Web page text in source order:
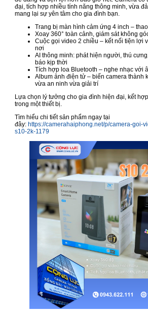
đại, tích hợp nhiều tính năng thông minh, vừa
mang lại sự yên tâm cho gia đình bạn.
Trang bị màn hình cảm ứng 4 inch –
Xoay 360° toàn cảnh, giám sát không
Cuộc gọi video 2 chiều – kết nối tiện lợi
nơi
AI thông minh: phát hiện người, thú
báo kịp thời
Tích hợp loa Bluetooth – nghe nhạc với
Album ảnh điện tử – biến camera thành
vừa an ninh vừa giải trí
Lựa chọn lý tưởng cho gia đình hiện đại, kết
trong một thiết bị.
Tìm hiểu chi tiết sản phẩm ngay tại
đây: https://camerahaiphong.net/p/camera-goi-
s10-2k-1179